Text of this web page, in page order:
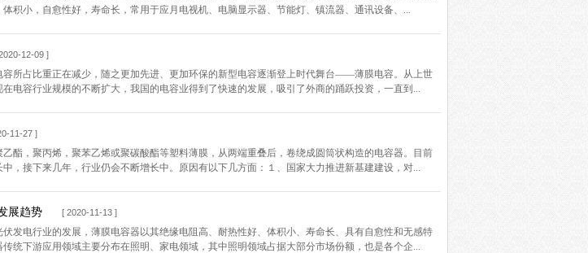
积小，自愈性好，寿命长，常用于应月电视机、电脑显示器、节能灯、镇流器、通讯设备、...
12-09 ]
容所占比重正在减少，随之更加先进、更加环保的新型电容逐渐登上时代舞台——薄膜电容。从上世
电容行业规模的不断扩大，我国的电容业得到了快速的发展，吸引了外商的踊跃投资，一直到...
11-27 ]
酯，聚丙烯，聚苯乙烯或聚碳酸酯等塑料薄膜，从两端重叠后，卷绕成圆筒状构造的电容器。目前
，接下来几年，行业仍会不断增长中。原因有以下几方面：１、国家大力推进新基建建设，对...
展趋势 [ 2020-11-13 ]
发电行业的发展，薄膜电容器以其绝缘电阻高、耐热性好、体积小、寿命长、具有自愈性和无感特
统下游应用领域主要分布在照明、家电领域，其中照明领域占据大部分市场份额，也是各个企...